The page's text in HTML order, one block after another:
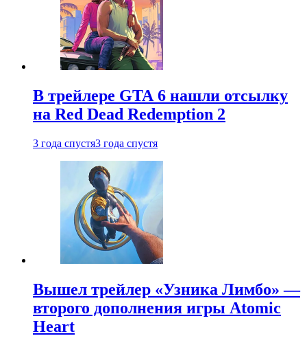
В трейлере GTA 6 нашли отсылку
на Red Dead Redemption 2
3 года спустя3 года спустя
Вышел трейлер «Узника Лимбо» —
второго дополнения игры Atomic
Heart